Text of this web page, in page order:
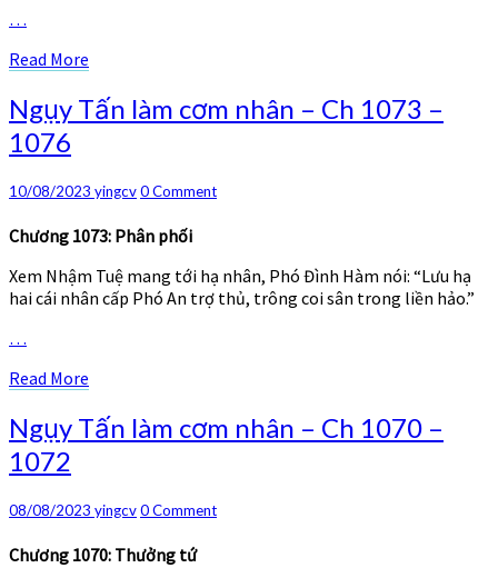
…
Read More
Ngụy
Tấn
làm
nhân
Ch
–
1076
Ngụy Tấn làm cơm nhân – Ch 1073 –
1076
10/08/2023 yingcvComments
0 Comment
Chương 1073: Phân phối
Xem Nhậm Tuệ mang tới hạ nhân, Phó Đình Hàm nói: “Lưu hạ
hai cái nhân cấp Phó An trợ thủ, trông coi sân trong liền hảo.”
…
Read More
Ngụy
Tấn
làm
nhân
Ch
Ngụy Tấn làm cơm nhân – Ch 1070 –
1072
08/08/2023 yingcvComments
0 Comment
Chương 1070: Thưởng tứ